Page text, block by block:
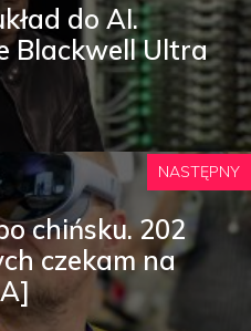
do AI.
Blackwell Ultra
NASTĘPNY
chińsku. 202
czekam na